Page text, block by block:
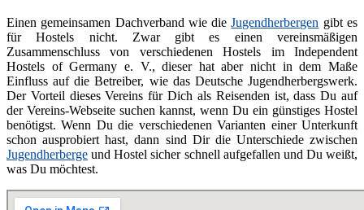
Einen gemeinsamen Dachverband wie dieJugendherbergen gibt es
für Hostels nicht. Zwar gibt es einen vereinsmäßigen
Zusammenschluss von verschiedenen Hostels im Independent
Hostels of Germany e. V., dieser hat aber nicht in dem Maße
Einfluss auf die Betreiber, wie das Deutsche Jugendherbergswerk.
Der Vorteil dieses Vereins für Dich als Reisenden ist, dass Du auf
der Vereins-Webseite suchen kannst, wenn Du ein günstiges Hostel
benötigst. Wenn Du die verschiedenen Varianten einer Unterkunft
schon ausprobiert hast, dann sind Dir die Unterschiede zwischen
Jugendherberge und Hostel sicher schnell aufgefallen und Du weißt,
was Du möchtest.